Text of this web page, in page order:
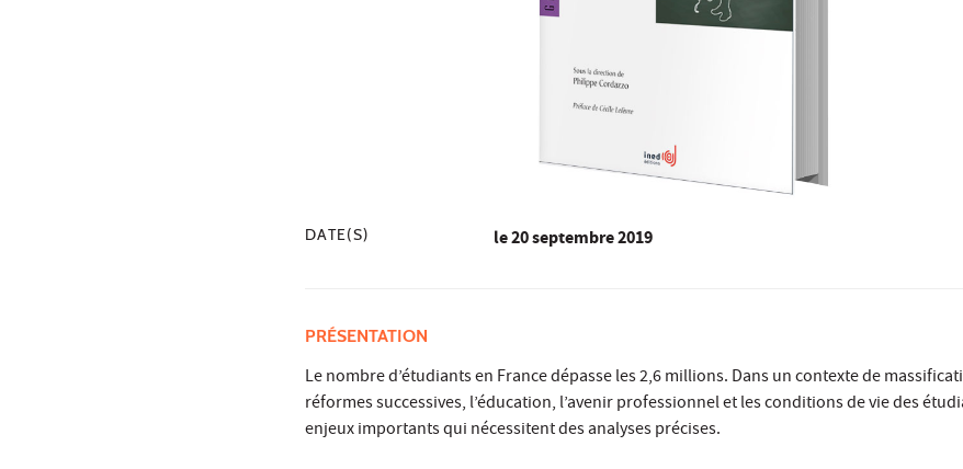
DATE(S) le20 septembre 2019
PRÉSENTATION
Le nombre d’étudiants en France dépasse les 2,6 millions. Dans un contexte de
réformes successives, l’éducation, l’avenir professionnel et les conditions de vie des
enjeux importants qui nécessitent des analyses précises.